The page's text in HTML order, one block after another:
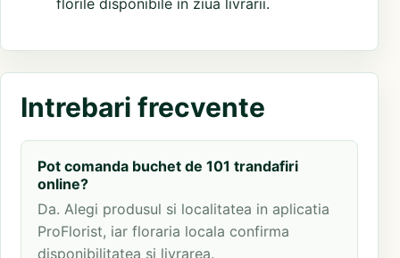
florile disponibile in ziua livrarii.
Intrebari frecvente
Pot comanda buchet de 101 trandafiri
online?
Da. Alegi produsul si localitatea in aplicatia
ProFlorist, iar floraria locala confirma
disponibilitatea si livrarea.